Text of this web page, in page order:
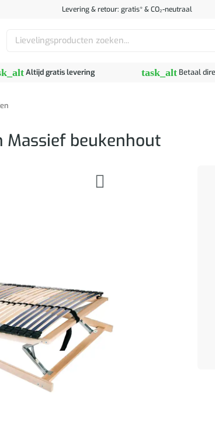
Levering & retour: gratis* & CO₂-neutraal
Zoeken
Altijd gratis levering task_alt Betaal
Massief beukenhout